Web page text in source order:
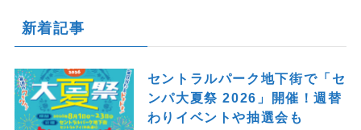
新着記事
セントラルパーク地下街で「セ
ンパ大夏祭 2026」開催！週替
わりイベントや抽選会も